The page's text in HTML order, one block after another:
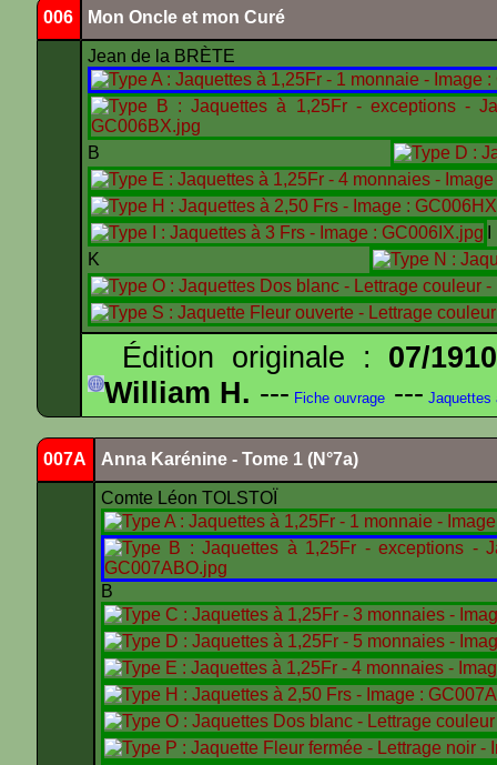
006 Mon Oncle et mon Curé
Jean de la BRÈTE
B
K
Édition originale : 07/1910
William H. --- Fiche ouvrage --- Jaquettes
007A Anna Karénine - Tome 1 (N°7a)
Comte Léon TOLSTOÏ
B